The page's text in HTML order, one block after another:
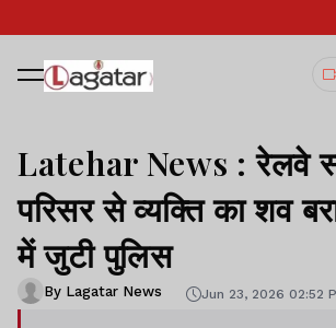
Latehar News : रेलवे
परिसर से व्यक्ति का शव
में जुटी पुलिस
By Lagatar News Jun 23, 2026 02:52